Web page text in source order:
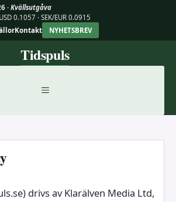
· Kvällsutgåva
0.1057 · SEK/EUR 0.0915
Kontakt NYHETSBREV
Tidspuls
MENY
drivs av Klarälven Media Ltd,